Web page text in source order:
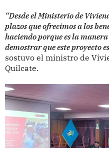
“Desde el Ministerio de
plazos que ofrecimos a los
haciendo porque es la
demostrar que este proyecto
sostuvo el ministro de
Quilcate.